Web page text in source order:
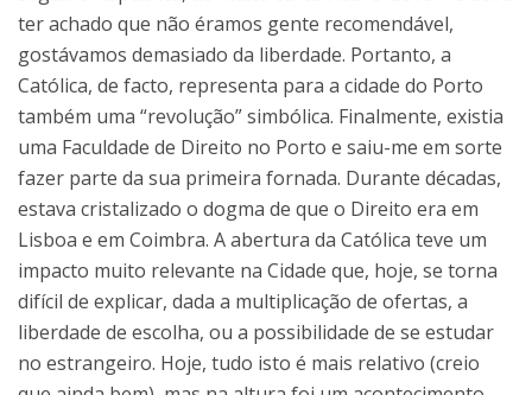
ter achado que não éramos gente recomendável,
gostávamos demasiado da liberdade. Portanto, a
Católica, de facto, representa para a cidade do Porto
também uma “revolução” simbólica. Finalmente, existia
uma Faculdade de Direito no Porto e saiu-me em sorte
fazer parte da sua primeira fornada. Durante décadas,
estava cristalizado o dogma de que o Direito era em
Lisboa e em Coimbra. A abertura da Católica teve um
impacto muito relevante na Cidade que, hoje, se torna
difícil de explicar, dada a multiplicação de ofertas, a
liberdade de escolha, ou a possibilidade de se estudar
no estrangeiro. Hoje, tudo isto é mais relativo (creio